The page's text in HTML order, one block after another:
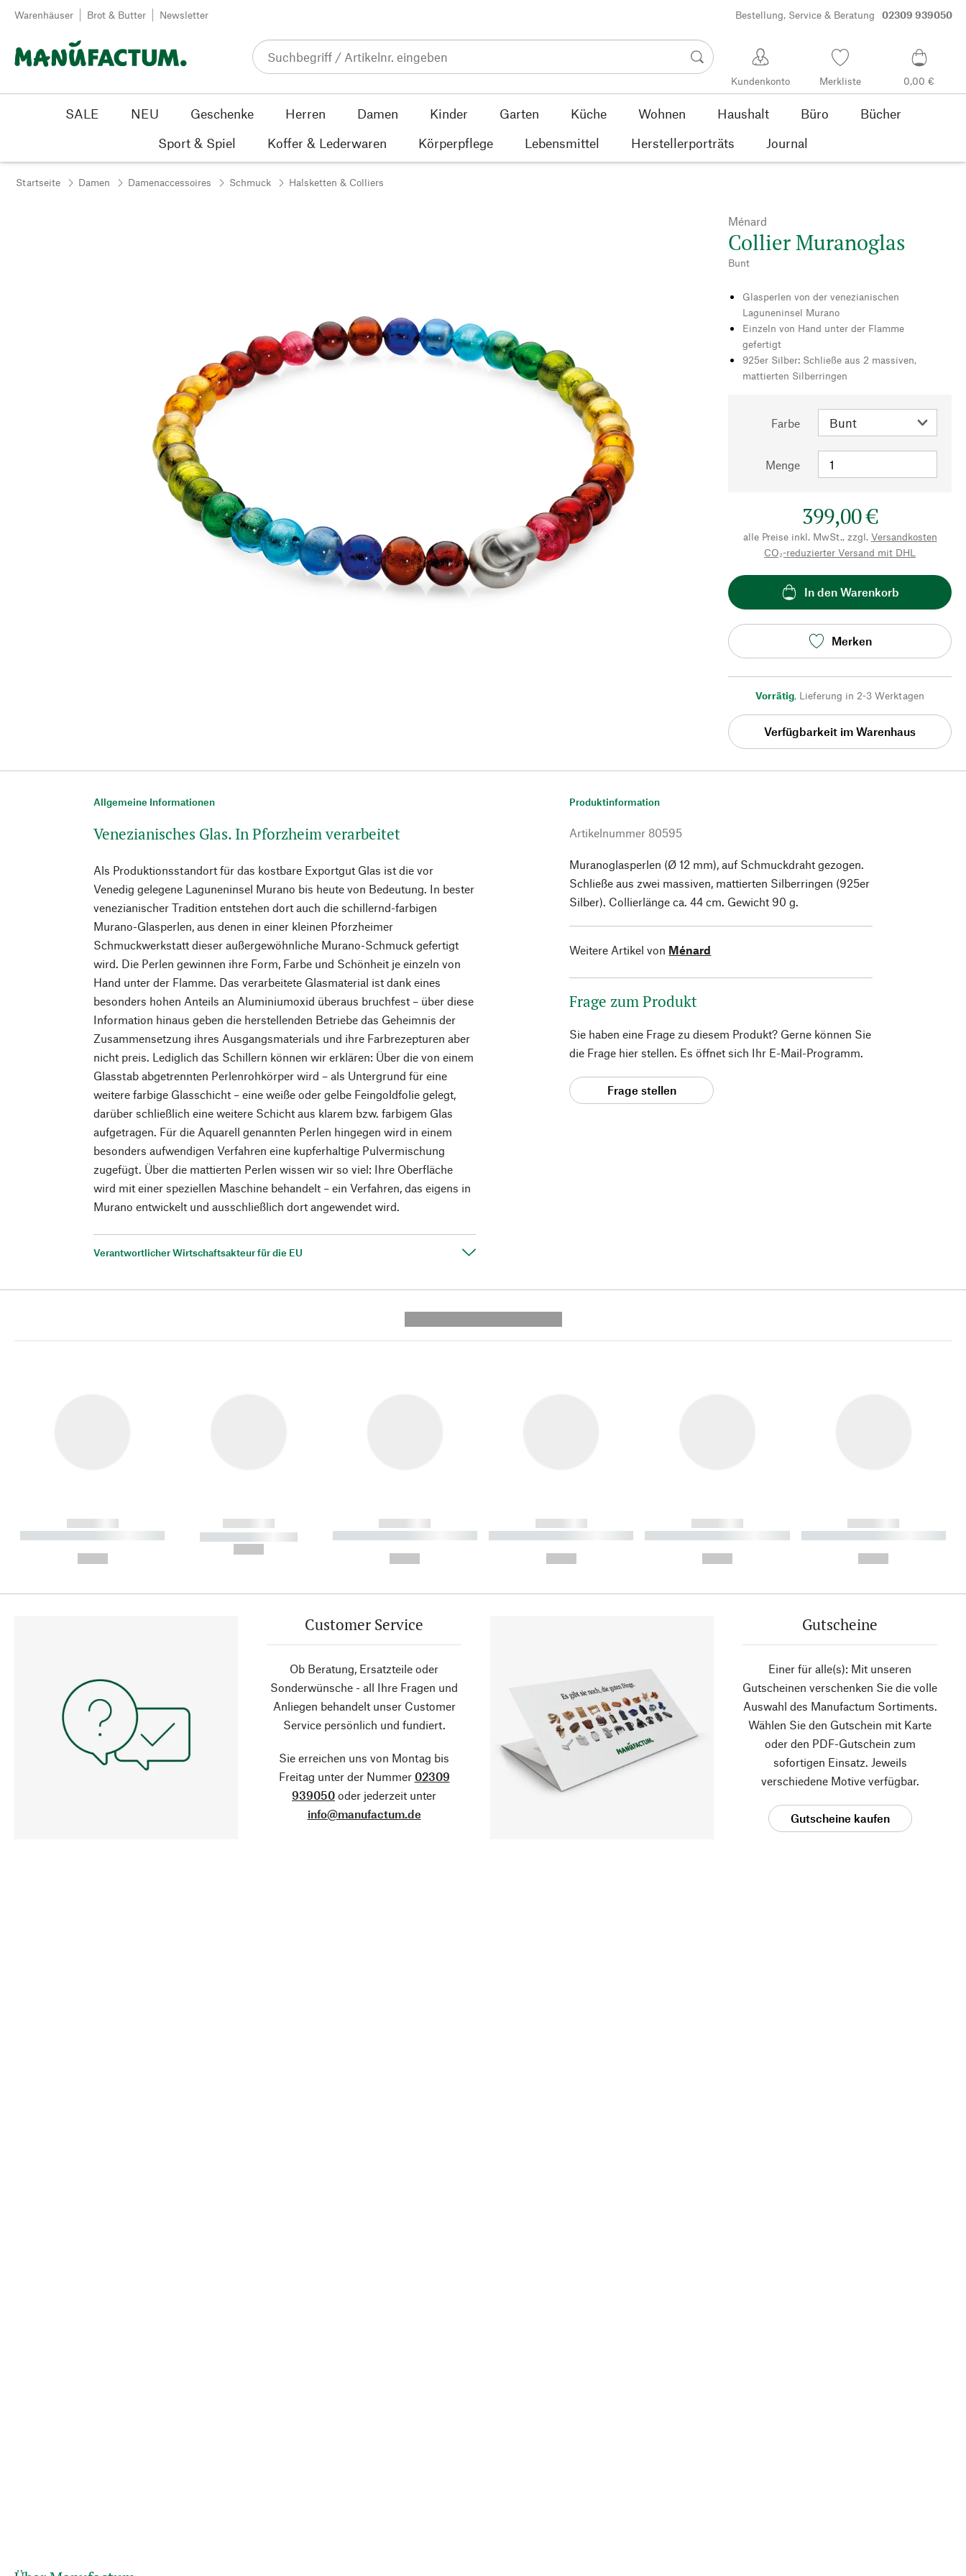
Zum Inhalt springen
Warenhäuser Brot & Butter Newsletter Bestellung, Service & Beratung 02309 939050
Kundenkonto Merkliste 0,00 €
SALE NEU Geschenke Herren Damen Kinder Garten Küche Wohnen Haushalt Büro
Bücher
Sport & Spiel
Koffer & Lederwaren Körperpflege Lebensmittel Herstellerporträts Journal
Startseite Damen Damenaccessoires Schmuck Halsketten & Colliers
Ménard
Collier Muranoglas
Bunt
Glasperlen von der venezianischen
Laguneninsel Murano
Einzeln von Hand unter der Flamme
gefertigt
925er Silber: Schließe aus 2 massiven,
mattierten Silberringen
Farbe
Menge
399,00 €
alle Preise inkl. MwSt., zzgl. Versandkosten
CO₂-reduzierter Versand mit DHL
In den Warenkorb
Merken
Vorrätig, Lieferung in 2-3 Werktagen
Verfügbarkeit im Warenhaus
Allgemeine Informationen
Venezianisches Glas. In Pforzheim verarbeitet
Als Produktionsstandort für das kostbare Exportgut Glas ist die vor
Venedig gelegene Laguneninsel Murano bis heute von Bedeutung. In bester
venezianischer Tradition entstehen dort auch die schillernd-farbigen
Murano-Glasperlen, aus denen in einer kleinen Pforzheimer
Schmuckwerkstatt dieser außergewöhnliche Murano-Schmuck gefertigt
wird. Die Perlen gewinnen ihre Form, Farbe und Schönheit je einzeln von
Hand unter der Flamme. Das verarbeitete Glasmaterial ist dank eines
besonders hohen Anteils an Aluminiumoxid überaus bruchfest – über diese
Information hinaus geben die herstellenden Betriebe das Geheimnis der
Zusammensetzung ihres Ausgangsmaterials und ihre Farbrezepturen aber
nicht preis. Lediglich das Schillern können wir erklären: Über die von einem
Glasstab abgetrennten Perlenrohkörper wird – als Untergrund für eine
weitere farbige Glasschicht – eine weiße oder gelbe Feingoldfolie gelegt,
darüber schließlich eine weitere Schicht aus klarem bzw. farbigem Glas
aufgetragen. Für die Aquarell genannten Perlen hingegen wird in einem
besonders aufwendigen Verfahren eine kupferhaltige Pulvermischung
zugefügt. Über die mattierten Perlen wissen wir so viel: Ihre Oberfläche
wird mit einer speziellen Maschine behandelt – ein Verfahren, das eigens in
Murano entwickelt und ausschließlich dort angewendet wird.
Verantwortlicher Wirtschaftsakteur für die EU
Produktinformation
Artikelnummer 80595
Muranoglasperlen (Ø 12 mm), auf Schmuckdraht gezogen.
Schließe aus zwei massiven, mattierten Silberringen (925er
Silber). Collierlänge ca. 44 cm. Gewicht 90 g.
Weitere Artikel von Ménard
Frage zum Produkt
Sie haben eine Frage zu diesem Produkt? Gerne können Sie
die Frage hier stellen. Es öffnet sich Ihr E-Mail-Programm.
Frage stellen
------------
----------- ----------- ----------
------------
----------- -----------
------------
----------- ----------- ----------
------------
----------- ----------- ----------
------------
----------- ----------- ----------
------------
----------- ----------- ----------
Customer Service
Ob Beratung, Ersatzteile oder
Sonderwünsche - all Ihre Fragen und
Anliegen behandelt unser Customer
Service persönlich und fundiert.
Sie erreichen uns von Montag bis
Freitag unter der Nummer 02309
939050 oder jederzeit unter
info@manufactum.de
Gutscheine
Einer für alle(s): Mit unseren
Gutscheinen verschenken Sie die volle
Auswahl des Manufactum Sortiments.
Wählen Sie den Gutschein mit Karte
oder den PDF-Gutschein zum
sofortigen Einsatz. Jeweils
verschiedene Motive verfügbar.
Gutscheine kaufen